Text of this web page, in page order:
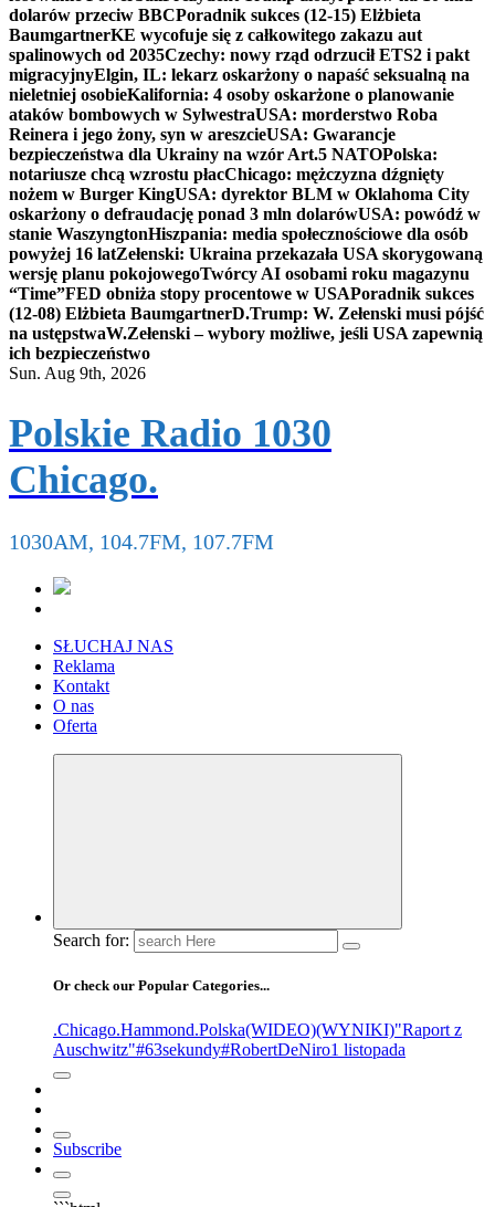
dolarów przeciw BBCPoradnik sukces (12-15) Elżbieta
BaumgartnerKE wycofuje się z całkowitego zakazu aut
spalinowych od 2035Czechy: nowy rząd odrzucił ETS2 i pakt
migracyjnyElgin, IL: lekarz oskarżony o napaść seksualną na
nieletniej osobieKalifornia: 4 osoby oskarżone o planowanie
ataków bombowych w SylwestraUSA: morderstwo Roba
Reinera i jego żony, syn w areszcieUSA: Gwarancje
bezpieczeństwa dla Ukrainy na wzór Art.5 NATOPolska:
notariusze chcą wzrostu płacChicago: mężczyzna dźgnięty
nożem w Burger KingUSA: dyrektor BLM w Oklahoma City
oskarżony o defraudację ponad 3 mln dolarówUSA: powódź w
stanie WaszyngtonHiszpania: media społecznościowe dla osób
powyżej 16 latZełenski: Ukraina przekazała USA skorygowaną
wersję planu pokojowegoTwórcy AI osobami roku magazynu
“Time”FED obniża stopy procentowe w USAPoradnik sukces
(12-08) Elżbieta BaumgartnerD.Trump: W. Zełenski musi pójść
na ustępstwaW.Zełenski – wybory możliwe, jeśli USA zapewnią
ich bezpieczeństwo
Sun. Aug 9th, 2026
Polskie Radio 1030
Chicago.
1030AM, 104.7FM, 107.7FM
SŁUCHAJ NAS
Reklama
Kontakt
O nas
Oferta
Search for:
Or check our Popular Categories...
.Chicago.Hammond.Polska(WIDEO)(WYNIKI)"Raport z
Auschwitz"#63sekundy#RobertDeNiro1 listopada
Subscribe